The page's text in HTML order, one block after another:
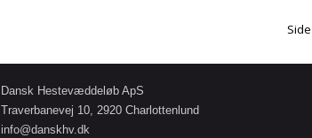
Side
Dansk Hestevæddeløb ApS
Traverbanevej 10, 2920 Charlottenlund
info@danskhv.dk